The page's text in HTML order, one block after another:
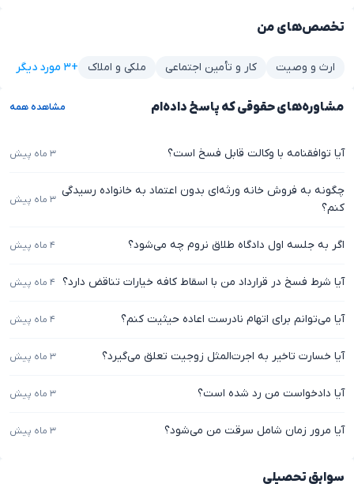
تخصص‌های من
ارث و وصیت کار و تأمین اجتماعی ملکی و املاک +۳ مورد دیگر
مشاوره‌های حقوقی که پاسخ داده‌ام مشاهده همه
آیا توافقنامه با وکالت قابل فسخ است؟ ۳ ماه پیش
چگونه به فروش خانه ورثه‌ای بدون اعتماد به خانواده رسیدگی
کنم؟
۳ ماه پیش
اگر به جلسه اول دادگاه طلاق نروم چه می‌شود؟ ۴ ماه پیش
آیا شرط فسخ در قرارداد من با اسقاط کافه خیارات تناقض دارد؟ ۴ ماه پیش
آیا می‌توانم برای اتهام نادرست اعاده حیثیت کنم؟ ۴ ماه پیش
آیا خسارت تاخیر به اجرت‌المثل زوجیت تعلق می‌گیرد؟ ۳ ماه پیش
آیا دادخواست من رد شده است؟ ۳ ماه پیش
آیا مرور زمان شامل سرقت من می‌شود؟ ۳ ماه پیش
سوابق تحصیلی